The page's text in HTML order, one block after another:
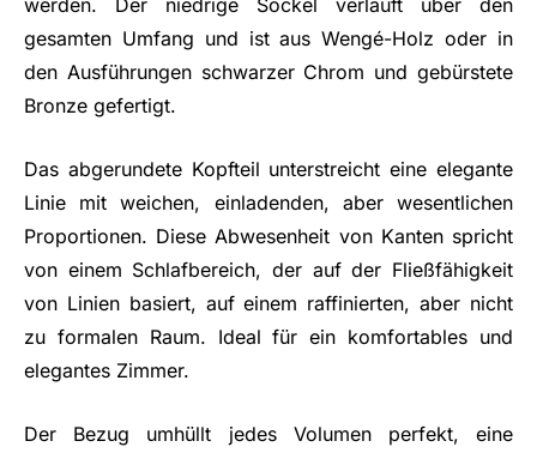
werden. Der niedrige Sockel verläuft über den
gesamten Umfang und ist aus Wengé-Holz oder in
den Ausführungen schwarzer Chrom und gebürstete
Bronze gefertigt.
Das abgerundete Kopfteil unterstreicht eine elegante
Linie mit weichen, einladenden, aber wesentlichen
Proportionen. Diese Abwesenheit von Kanten spricht
von einem Schlafbereich, der auf der Fließfähigkeit
von Linien basiert, auf einem raffinierten, aber nicht
zu formalen Raum. Ideal für ein komfortables und
elegantes Zimmer.
Der Bezug umhüllt jedes Volumen perfekt, eine